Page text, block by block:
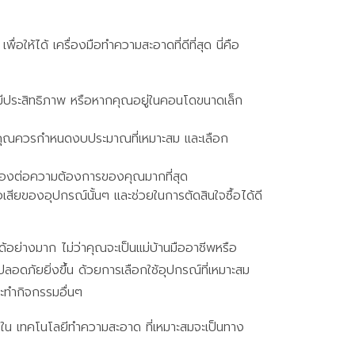
อให้ได้ เครื่องมือทำความสะอาดที่ดีที่สุด นี่คือ
ะสิทธิภาพ หรือหากคุณอยู่ในคอนโดขนาดเล็ก
วรกำหนดงบประมาณที่เหมาะสม และเลือก
ต่อความต้องการของคุณมากที่สุด
สียของอุปกรณ์นั้นๆ และช่วยในการตัดสินใจซื้อได้ดี
อย่างมาก ไม่ว่าคุณจะเป็นแม่บ้านมืออาชีพหรือ
อดภัยยิ่งขึ้น ด้วยการเลือกใช้อุปกรณ์ที่เหมาะสม
ำกิจกรรมอื่นๆ
คโนโลยีทำความสะอาด ที่เหมาะสมจะเป็นทาง